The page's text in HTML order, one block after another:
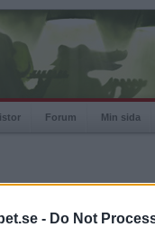
- Do Not
Forum Min sida